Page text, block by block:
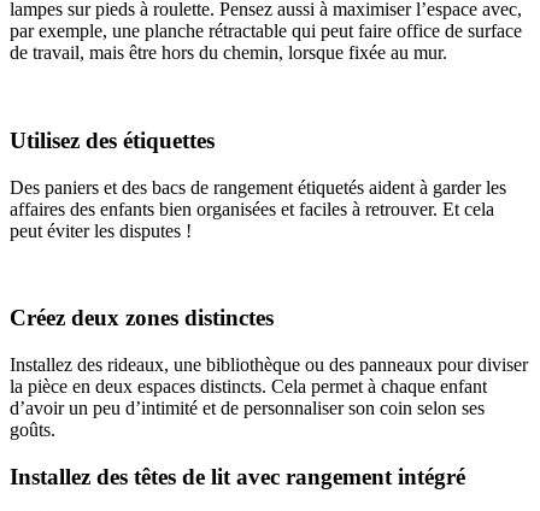
lampes sur pieds à roulette. Pensez aussi à maximiser l’espace avec,
par exemple, une planche rétractable qui peut faire office de surface
de travail, mais être hors du chemin, lorsque fixée au mur.
Utilisez des étiquettes
Des paniers et des bacs de rangement étiquetés aident à garder les
affaires des enfants bien organisées et faciles à retrouver. Et cela
peut éviter les disputes !
Créez deux zones distinctes
Installez des rideaux, une bibliothèque ou des panneaux pour diviser
la pièce en deux espaces distincts. Cela permet à chaque enfant
d’avoir un peu d’intimité et de personnaliser son coin selon ses
goûts.
Installez des têtes de lit avec rangement intégré